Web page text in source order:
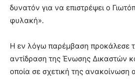
δυνατόν για να επιστρέψει ο
φυλακή».
Η εν λόγω παρέμβαση προκάλεσε
αντίδραση της Ένωσης Δικαστών
οποία σε σχετική της ανακοίνωση